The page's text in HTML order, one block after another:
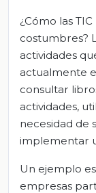
¿Cómo las
costumbres?
actividades
actualmente
consultar
actividades,
necesidad de
implementar
Un ejemplo
empresas